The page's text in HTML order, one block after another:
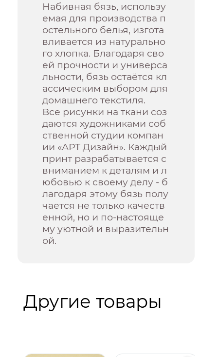
Набивная бязь, использу
емая для производства п
остельного белья, изгота
вливается из натурально
го хлопка. Благодаря сво
ей прочности и универса
льности, бязь остаётся кл
ассическим выбором для
домашнего текстиля.
Все рисунки на ткани соз
даются художниками соб
ственной студии компан
ии «АРТ Дизайн». Каждый
принт разрабатывается с
вниманием к деталям и л
юбовью к своему делу - б
лагодаря этому бязь полу
чается не только качеств
енной, но и по-настояще
му уютной и выразительн
ой.
Другие товары